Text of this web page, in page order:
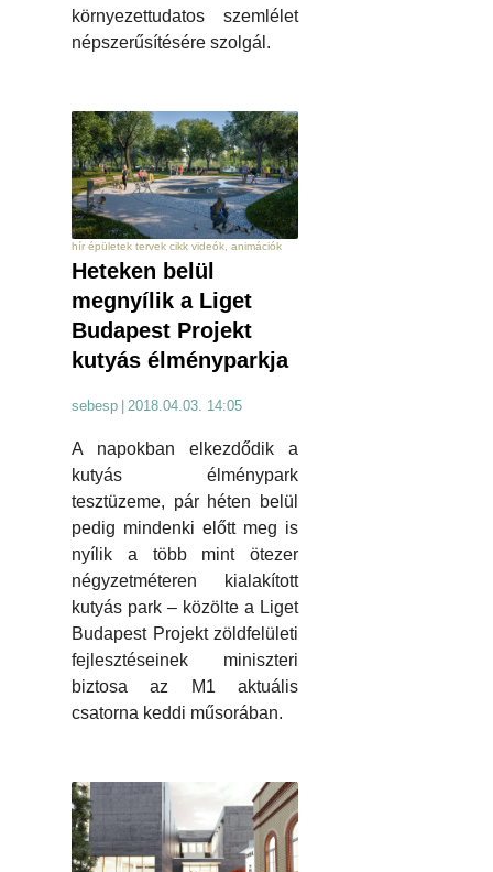
környezettudatos szemlélet
népszerűsítésére szolgál.
hír épületek tervek cikk videók, animációk
Heteken belül
megnyílik a Liget
Budapest Projekt
kutyás élményparkja
sebesp | 2018.04.03. 14:05
A napokban elkezdődik a
kutyás élménypark
tesztüzeme, pár héten belül
pedig mindenki előtt meg is
nyílik a több mint ötezer
négyzetméteren kialakított
kutyás park – közölte a Liget
Budapest Projekt zöldfelületi
fejlesztéseinek miniszteri
biztosa az M1 aktuális
csatorna keddi műsorában.